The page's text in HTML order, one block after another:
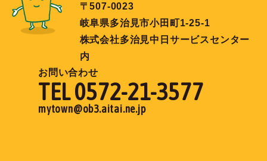
〒507-0023
岐阜県多治見市小田町1-25-1
株式会社多治見中日サービスセンター
内
お問い合わせ
TEL 0572-21-3577
mytown@ob3.aitai.ne.jp